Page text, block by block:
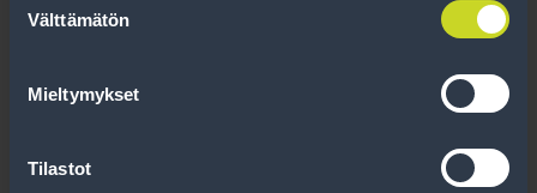
valinta
Välttämätön
Mieltymykset
Tilastot
Tyyppi:Pinnapultit
2.50 €
Lue lisää